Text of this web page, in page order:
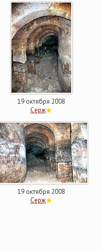
19 октября 2008
Серж
19 октября 2008
Серж